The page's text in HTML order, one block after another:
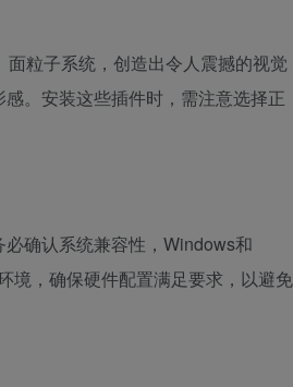
粒子系统，创造出令人震撼的视觉
。安装这些插件时，需注意选择正
确认系统兼容性，Windows和
境，确保硬件配置满足要求，以避免